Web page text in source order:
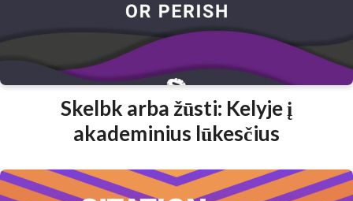
Skelbk arba žūsti: Kelyje į
akademinius lūkesčius